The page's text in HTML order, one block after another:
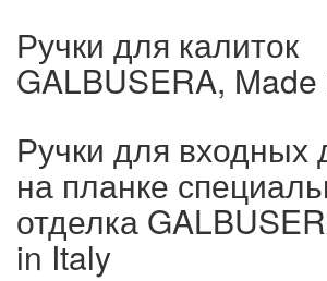
Ручки для калиток
GALBUSERA,
Ручки для входных
на планке
отделка
in Italy